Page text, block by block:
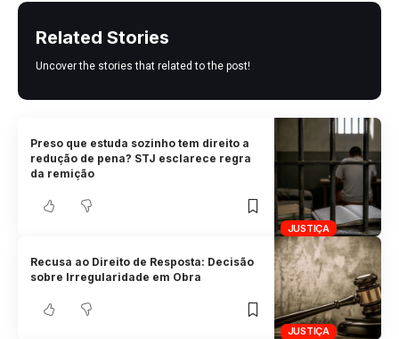
Related Stories
Uncover the stories that related to the post!
JUSTIÇA
Preso que estuda sozinho tem direito a
redução de pena? STJ esclarece regra
da remição
JUSTIÇA
Recusa ao Direito de Resposta: Decisão
sobre Irregularidade em Obra